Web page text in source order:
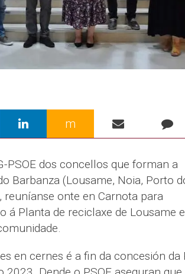
m
PSOE dos concellos que forman a
Barbanza (Lousame, Noia, Porto
reuníanse onte en Carnota para
á Planta de reciclaxe de Lousame
en cernes é a fin da concesión da